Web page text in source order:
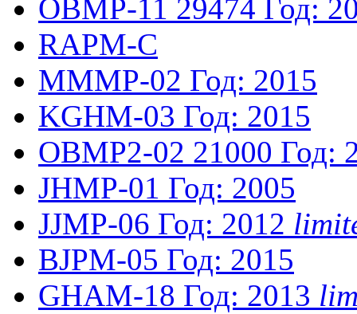
OBMP-11 29474 Год:
RAPM-C
MMMP-02 Год: 2015
KGHM-03 Год: 2015
OBMP2-02 21000 Год:
JHMP-01 Год: 2005
JJMP-06 Год: 2012
BJPM-05 Год: 2015
GHAM-18 Год: 2013